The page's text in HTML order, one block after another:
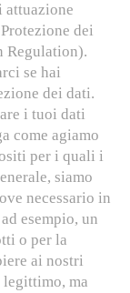
attuazione
dei
Regulation).
se hai
dei dati.
i tuoi dati
come agiamo
per i quali i
siamo
necessario in
esempio, un
o per la
ai nostri
ma